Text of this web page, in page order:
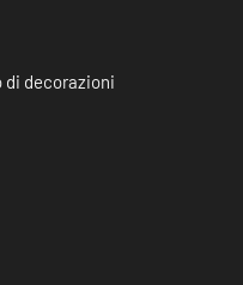
di decorazioni